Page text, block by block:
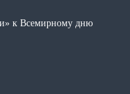
к Всемирному дню